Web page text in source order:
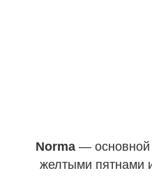
Norma— основной
желтыми пятнами